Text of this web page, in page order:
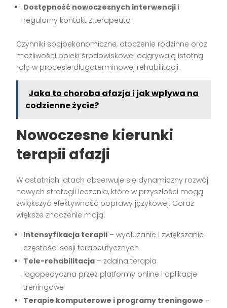
Dostępność nowoczesnych interwencji i
regularny kontakt z terapeutą
Czynniki socjoekonomiczne, otoczenie rodzinne oraz
możliwości opieki środowiskowej odgrywają istotną
rolę w procesie długoterminowej rehabilitacji.
Jaka to choroba afazja i jak wpływa na
codzienne życie?
Nowoczesne kierunki
terapii afazji
W ostatnich latach obserwuje się dynamiczny rozwój
nowych strategii leczenia, które w przyszłości mogą
zwiększyć efektywność poprawy językowej. Coraz
większe znaczenie mają:
Intensyfikacja terapii – wydłużanie i zwiększanie
częstości sesji terapeutycznych
Tele-rehabilitacja – zdalna terapia
logopedyczna przez platformy online i aplikacje
treningowe
Terapie komputerowe i programy treningowe –